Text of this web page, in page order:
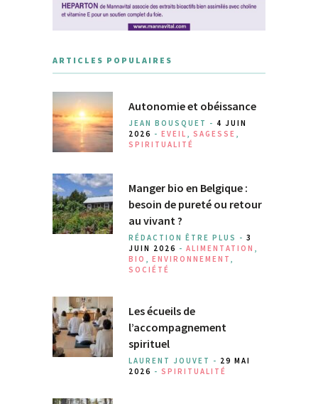
ARTICLES POPULAIRES
Autonomie et obéissance
JEAN BOUSQUET - 4 JUIN
2026 - EVEIL , SAGESSE ,
SPIRITUALITÉ
Manger bio en Belgique :
besoin de pureté ou retour
au vivant ?
RÉDACTION ÊTRE PLUS - 3
JUIN 2026 - ALIMENTATION ,
BIO , ENVIRONNEMENT ,
SOCIÉTÉ
Les écueils de
l’accompagnement
spirituel
LAURENT JOUVET - 29 MAI
2026 - SPIRITUALITÉ